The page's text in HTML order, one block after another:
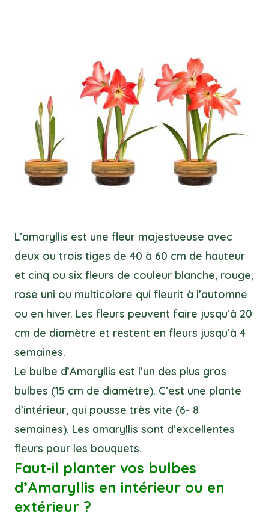
L’amaryllis est une fleur majestueuse avec
deux ou trois tiges de 40 à 60 cm de hauteur
et cinq ou six fleurs de couleur blanche, rouge,
rose uni ou multicolore qui fleurit à l’automne
ou en hiver. Les fleurs peuvent faire jusqu’à 20
cm de diamètre et restent en fleurs jusqu’à 4
semaines.
Le bulbe d’Amaryllis est l’un des plus gros
bulbes (15 cm de diamètre). C’est une plante
d’intérieur, qui pousse très vite (6- 8
semaines). Les amaryllis sont d’excellentes
fleurs pour les bouquets.
Faut-il planter vos bulbes
d’Amaryllis en intérieur ou en
extérieur ?